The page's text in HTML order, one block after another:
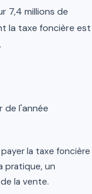
7,4 millions de
la taxe foncière est
de l'année
la taxe foncière
pratique, un
la vente.